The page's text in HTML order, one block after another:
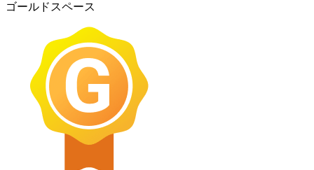
ゴールドスペース